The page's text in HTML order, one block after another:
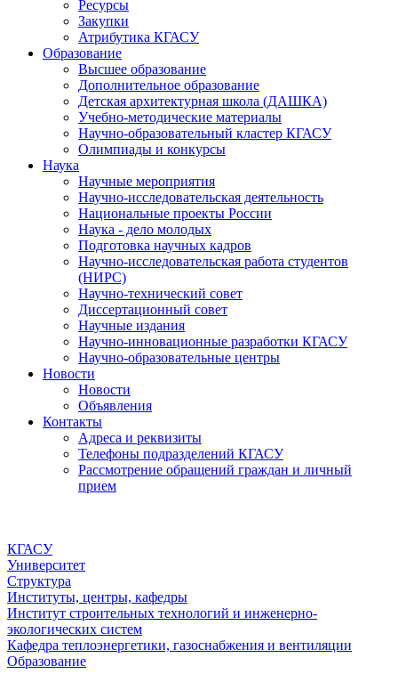
Ресурсы
Закупки
Атрибутика КГАСУ
Образование
Высшее образование
Дополнительное образование
Детская архитектурная школа (ДАШКА)
Учебно-методические материалы
Научно-образовательный кластер КГАСУ
Олимпиады и конкурсы
Наука
Научные мероприятия
Научно-исследовательская деятельность
Национальные проекты России
Наука - дело молодых
Подготовка научных кадров
Научно-исследовательская работа студентов
(НИРС)
Научно-технический совет
Диссертационный совет
Научные издания
Научно-инновационные разработки КГАСУ
Научно-образовательные центры
Новости
Новости
Объявления
Контакты
Адреса и реквизиты
Телефоны подразделений КГАСУ
Рассмотрение обращений граждан и личный
прием
КГАСУ
Университет
Структура
Институты, центры, кафедры
Институт строительных технологий и инженерно-
экологических систем
Кафедра теплоэнергетики, газоснабжения и вентиляции
Образование